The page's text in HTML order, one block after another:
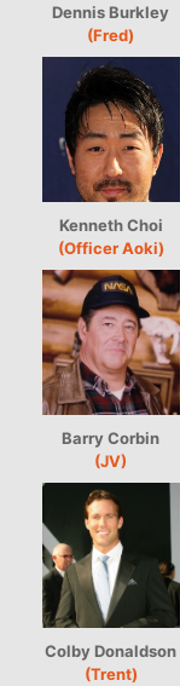
Dennis Burkley
(Fred)
Kenneth Choi
(Officer Aoki)
Barry Corbin
(JV)
Colby Donaldson
(Trent)